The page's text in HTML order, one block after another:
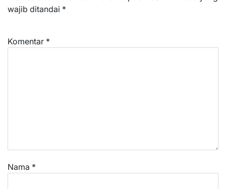
wajib ditandai *
Komentar *
Nama *